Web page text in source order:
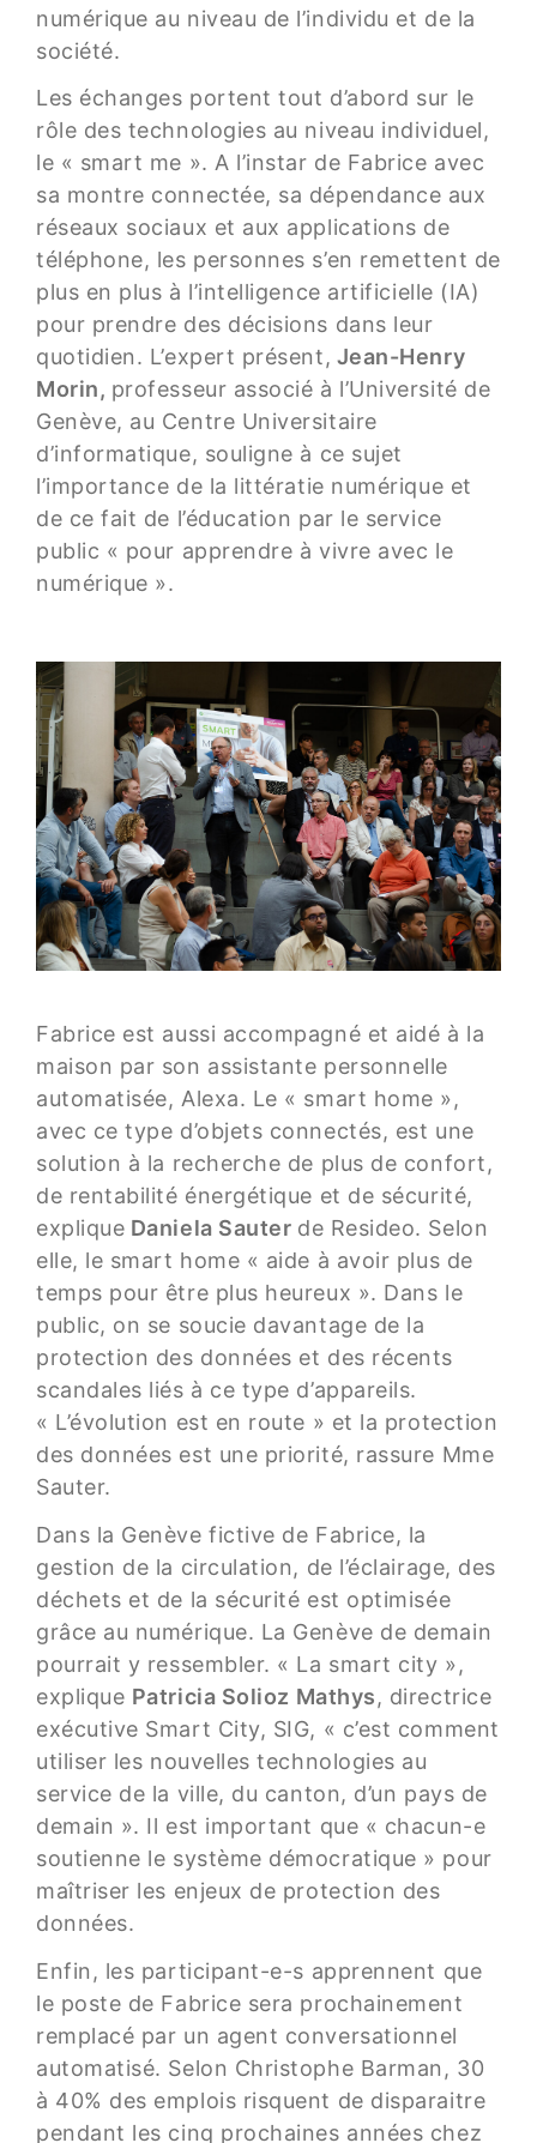
numérique au niveau de l’individu et de la
société.
Les échanges portent tout d’abord sur le
rôle des technologies au niveau individuel,
le « smart me ». A l’instar de Fabrice avec
sa montre connectée, sa dépendance aux
réseaux sociaux et aux applications de
téléphone, les personnes s’en remettent de
plus en plus à l’intelligence artificielle (IA)
pour prendre des décisions dans leur
quotidien. L’expert présent, Jean-Henry
Morin, professeur associé à l’Université de
Genève, au Centre Universitaire
d’informatique, souligne à ce sujet
l’importance de la littératie numérique et
de ce fait de l’éducation par le service
public « pour apprendre à vivre avec le
numérique ».
Fabrice est aussi accompagné et aidé à la
maison par son assistante personnelle
automatisée, Alexa. Le « smart home »,
avec ce type d’objets connectés, est une
solution à la recherche de plus de confort,
de rentabilité énergétique et de sécurité,
explique Daniela Sauter de Resideo. Selon
elle, le smart home « aide à avoir plus de
temps pour être plus heureux ». Dans le
public, on se soucie davantage de la
protection des données et des récents
scandales liés à ce type d’appareils.
« L’évolution est en route » et la protection
des données est une priorité, rassure Mme
Sauter.
Dans la Genève fictive de Fabrice, la
gestion de la circulation, de l’éclairage, des
déchets et de la sécurité est optimisée
grâce au numérique. La Genève de demain
pourrait y ressembler. « La smart city »,
explique Patricia Solioz Mathys, directrice
exécutive Smart City, SIG, « c’est comment
utiliser les nouvelles technologies au
service de la ville, du canton, d’un pays de
demain ». Il est important que « chacun-e
soutienne le système démocratique » pour
maîtriser les enjeux de protection des
données.
Enfin, les participant-e-s apprennent que
le poste de Fabrice sera prochainement
remplacé par un agent conversationnel
automatisé. Selon Christophe Barman, 30
à 40% des emplois risquent de disparaitre
pendant les cinq prochaines années chez